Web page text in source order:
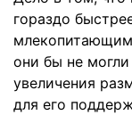
гораздо
они бы не
увеличения
для его